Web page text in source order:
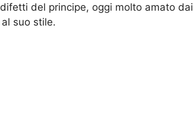
del principe, oggi molto amato dai
suo stile.